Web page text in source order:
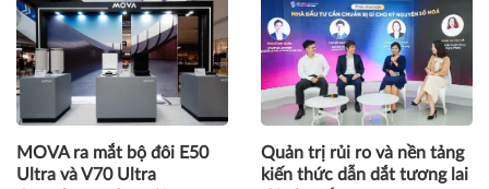
Techcombank tiếp tục đồng
tổ chức và tài trợ độc
quyền “AI Thực Chiến” mùa
2
InnoBoost 2026 thu hút làn
sóng startup công nghệ,
mở rộng hợp tác với khối
tài chính